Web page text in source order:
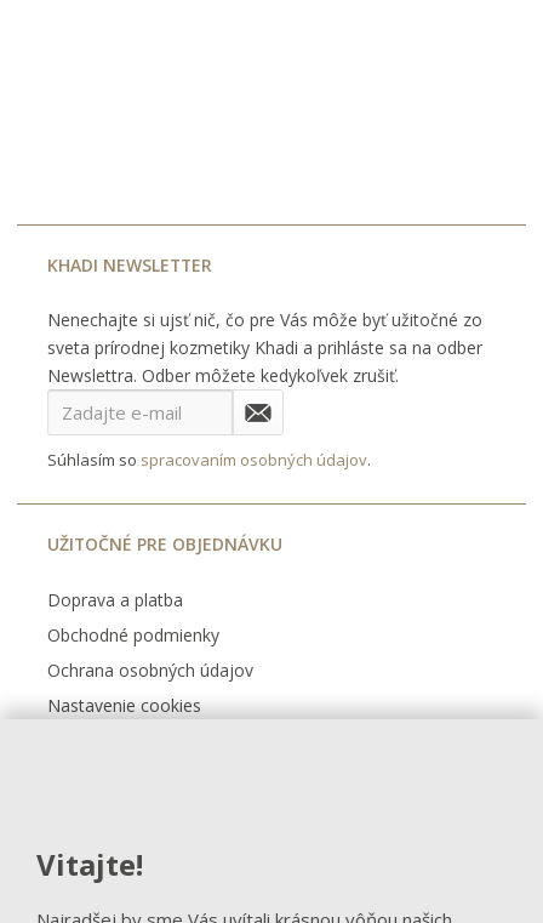
Vitajte!
KHADI NEWSLETTER
Nenechajte si ujsť nič, čo pre Vás môže byť užitočné zo
sveta prírodnej kozmetiky Khadi a prihláste sa na odber
Newslettra. Odber môžete kedykoľvek zrušiť.
Súhlasím so spracovaním osobných údajov.
UŽITOČNÉ PRE OBJEDNÁVKU
Doprava a platba
Obchodné podmienky
Ochrana osobných údajov
Nastavenie cookies